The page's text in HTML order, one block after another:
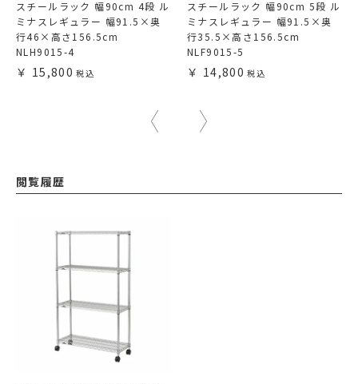
スチールラック 幅90cm 4段 ル
ミナスレギュラー 幅91.5×奥
行46×高さ156.5cm
NLH9015-4
15,800
スチールラック 幅90cm 5段 ル
ミナスレギュラー 幅91.5×奥
行35.5×高さ156.5cm
NLF9015-5
14,800
閲覧履歴